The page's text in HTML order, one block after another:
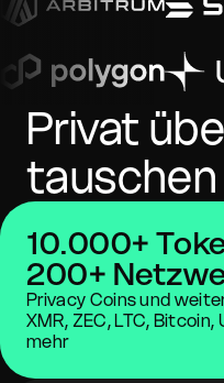
Privat
tauschen
10.000+
200+
Privacy Coins und
XMR, ZEC, LTC, Bitcoin,
mehr